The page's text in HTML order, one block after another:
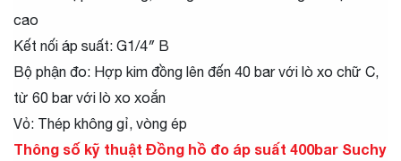
cao
Kết nối áp suất: G1/4″ B
Bộ phận đo: Hợp kim đồng lên đến 40 bar với lò xo chữ C,
từ 60 bar với lò xo xoắn
Vỏ: Thép không gỉ, vòng ép
Thông số kỹ thuật Đồng hồ đo áp suất 400bar Suchy